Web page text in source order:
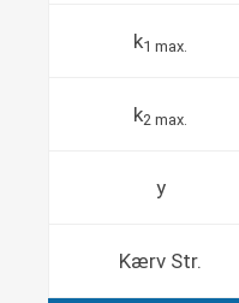
k1 max.
k2 max.
y
Kærv Str.